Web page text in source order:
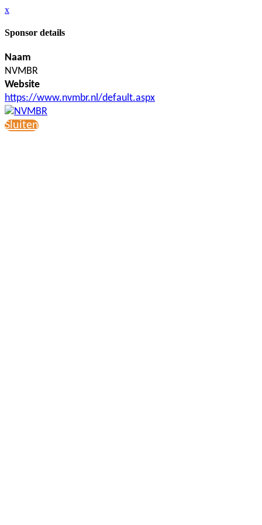
x
Sponsor details
Naam
NVMBR
Website
https://www.nvmbr.nl/default.aspx
Sluiten